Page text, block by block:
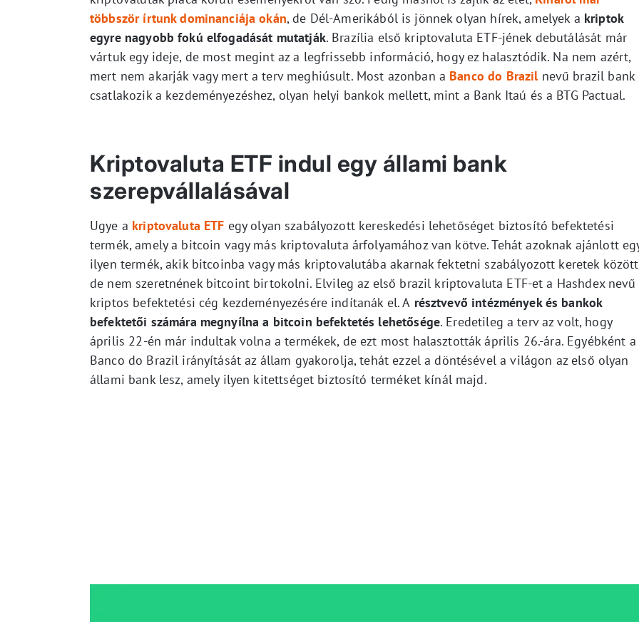
többször írtunk dominanciája okán, de Dél-Amerikából is jönnek olyan hírek, amelyek a kriptok
egyre nagyobb fokú elfogadását mutatják. Brazília első kriptovaluta ETF-jének debutálását már
vártuk egy ideje, de most megint az a legfrissebb információ, hogy ez halasztódik. Na nem azért,
mert nem akarják vagy mert a terv meghiúsult. Most azonban a Banco do Brazilnevű brazil bank
csatlakozik a kezdeményezéshez, olyan helyi bankok mellett, mint a Bank Itaú és a BTG Pactual.
Kriptovaluta ETF indul egy állami bank
szerepvállalásával
Ugye a kriptovaluta ETF egy olyan szabályozott kereskedési lehetőséget biztosító befektetési
termék, amely a bitcoin vagy más kriptovaluta árfolyamához van kötve. Tehát azoknak ajánlott
ilyen termék, akik bitcoinba vagy más kriptovalutába akarnak fektetni szabályozott keretek
de nem szeretnének bitcoint birtokolni. Elvileg az első brazil kriptovaluta ETF-et a Hashdex nevű
kriptos befektetési cég kezdeményezésére indítanák el. A résztvevő intézmények és bankok
befektetői számára megnyílna a bitcoin befektetés lehetősége. Eredetileg a terv az volt, hogy
április 22-én már indultak volna a termékek, de ezt most halasztották április 26.-ára. Egyébként a
Banco do Brazil irányítását az állam gyakorolja, tehát ezzel a döntésével a világon az első olyan
állami bank lesz, amely ilyen kitettséget biztosító terméket kínál majd.